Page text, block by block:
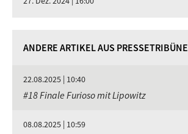
ANDERE ARTIKEL AUS PRESSETRIBÜNE
22.08.2025 | 10:40
#18 Finale Furioso mit Lipowitz
08.08.2025 | 10:59